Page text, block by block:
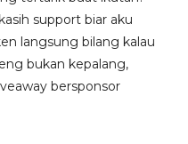
support biar aku
langsung bilang kalau
bukan kepalang,
bersponsor